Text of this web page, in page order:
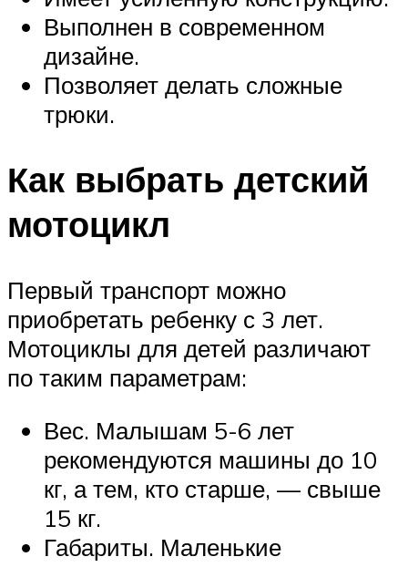
Выполнен в современном
дизайне.
Позволяет делать сложные
трюки.
Как выбрать детский
мотоцикл
Первый транспорт можно
приобретать ребенку с 3 лет.
Мотоциклы для детей различают
по таким параметрам:
Вес. Малышам 5-6 лет
рекомендуются машины до 10
кг, а тем, кто старше, — свыше
15 кг.
Габариты. Маленькие